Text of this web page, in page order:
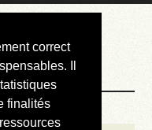
correct
Il
finalités